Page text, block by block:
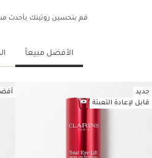
قم بتحسين روتينك بأحدث
الأفضل مبيعاً
جديد
قابل لإعادة التعبئة